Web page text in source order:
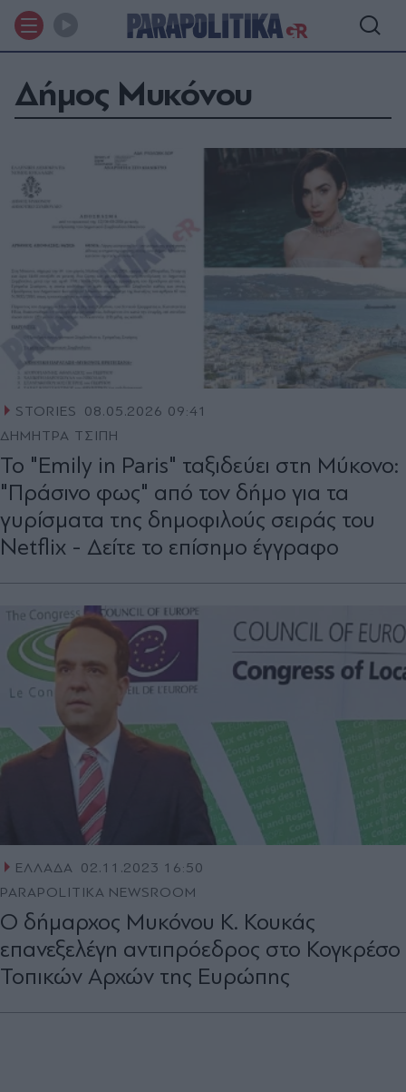
Δήμος Μυκόνου
STORIES
08.05.2026 09:41
ΔΗΜΗΤΡΑ ΤΣΙΠΗ
Το "Emily in Paris" ταξιδεύει στη Μύκονο:
"Πράσινο φως" από τον δήμο για τα
γυρίσματα της δημοφιλούς σειράς του
Netflix - Δείτε το επίσημο έγγραφο
ΕΛΛΑΔΑ 02.11.2023 16:50
PARAPOLITIKA NEWSROOM
Ο δήμαρχος Μυκόνου Κ. Κουκάς
επανεξελέγη αντιπρόεδρος στο Κογκρέσο
Τοπικών Αρχών της Ευρώπης